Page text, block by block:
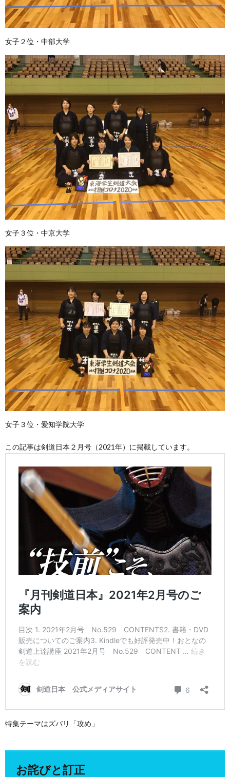
女子２位・中部大学
女子３位・中京大学
女子３位・愛知学院大学
この記事は剣道日本２月号（2021年）に掲載しています。
特集テーマはズバリ「攻め」
お詫びと訂正